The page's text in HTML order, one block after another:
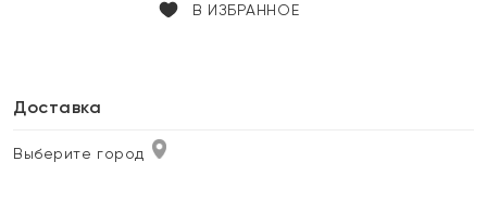
В ИЗБРАННОЕ
Доставка
Выберите город